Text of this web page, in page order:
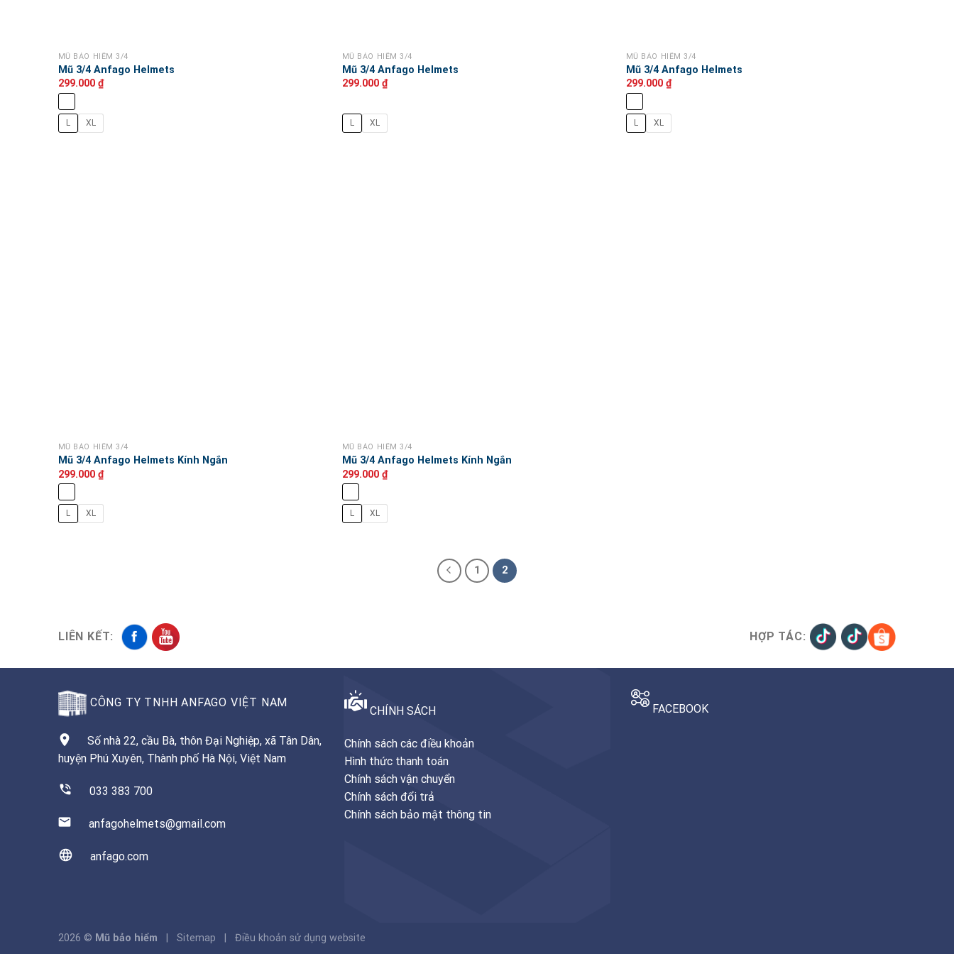
MŨ BẢO HIỂM 3/4
Mũ 3/4 Anfago Helmets
299.000 ₫
L XL
MŨ BẢO HIỂM 3/4
Mũ 3/4 Anfago Helmets
299.000 ₫
L XL
MŨ BẢO HIỂM 3/4
Mũ 3/4 Anfago Helmets
299.000 ₫
L XL
MŨ BẢO HIỂM 3/4
Mũ 3/4 Anfago Helmets Kính Ngắn
299.000 ₫
L XL
MŨ BẢO HIỂM 3/4
Mũ 3/4 Anfago Helmets Kính Ngắn
299.000 ₫
L XL
1 2
LIÊN KẾT: HỢP TÁC:
CÔNG TY TNHH ANFAGO VIỆT NAM
Số nhà 22, cầu Bà, thôn Đại Nghiệp, xã Tân Dân,
huyện Phú Xuyên, Thành phố Hà Nội, Việt Nam
033 383 700
anfagohelmets@gmail.com
anfago.com
CHÍNH SÁCH
Chính sách các điều khoản
Hình thức thanh toán
Chính sách vận chuyển
Chính sách đổi trả
Chính sách bảo mật thông tin
FACEBOOK
2026 © Mũ bảo hiểm | Sitemap | Điều khoản sử dụng website